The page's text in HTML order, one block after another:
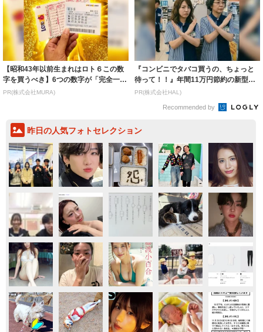
【昭和43年以前生まれはロト６この数
字を買うべき】6つの数字が「完全一
致」する方...
PR(株式会社MURA)
『コンビニでタバコ買うの、ちょっと
待って！！』年間11万円節約の新型タ
バコ
PR(株式会社HAL)
Recommended by
昨日の人気フォトセレクション